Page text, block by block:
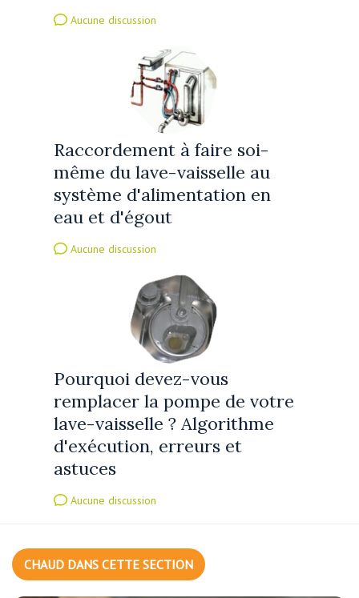
Aucune discussion
Raccordement à faire soi-
même du lave-vaisselle au
système d'alimentation en
eau et d'égout
Aucune discussion
Pourquoi devez-vous
remplacer la pompe de votre
lave-vaisselle ? Algorithme
d'exécution, erreurs et
astuces
Aucune discussion
CHAUD DANS CETTE SECTION